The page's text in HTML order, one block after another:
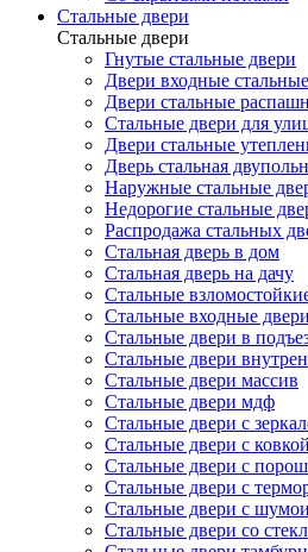
Стальные двери
Стальные двери
Гнутые стальные двери
Двери входные
Двери стальные
Стальные двери для
Двери стальные
Дверь стальная
Наружные стальные
Недорогие стальные
Распродажа стальных
Стальная дверь в дом
Стальная дверь на дачу
Стальные
Стальные входные
Стальные двери в
Стальные двери
Стальные двери массив
Стальные двери мдф
Стальные двери с
Стальные двери с ковкой
Стальные двери с
Стальные двери с
Стальные двери с
Стальные двери со